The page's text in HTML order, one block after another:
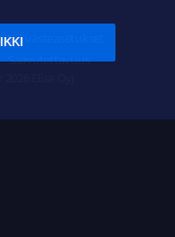
Evästeasetukset
Saavutettavuus